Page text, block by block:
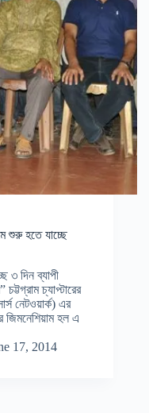
শুরু হতে যাচ্ছে
৩ দিন ব্যাপী
চ্যাপ্টারের
নেটওয়ার্ক) এর
জিমনেশিয়াম হল এ
17, 2014